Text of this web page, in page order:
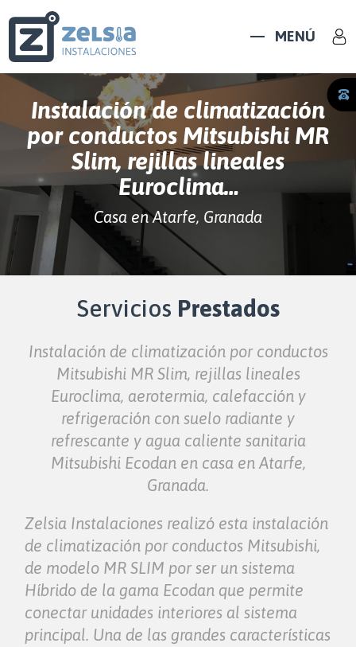
MENÚ
Instalación de climatización
por conductos Mitsubishi MR
Slim, rejillas lineales
Euroclima…
Casa en Atarfe, Granada
Servicios Prestados
Instalación de climatización por conductos
Mitsubishi MR Slim, rejillas lineales
Euroclima, aerotermia, calefacción y
refrigeración con suelo radiante y
refrescante y agua caliente sanitaria
Mitsubishi Ecodan en casa en Atarfe,
Granada.
Zelsia Instalaciones realizó esta instalación
de climatización por conductos Mitsubishi,
de modelo MR SLIM por ser un sistema
Híbrido de la gama Ecodan que permite
conectar unidades interiores al sistema
principal. Una de las grandes características